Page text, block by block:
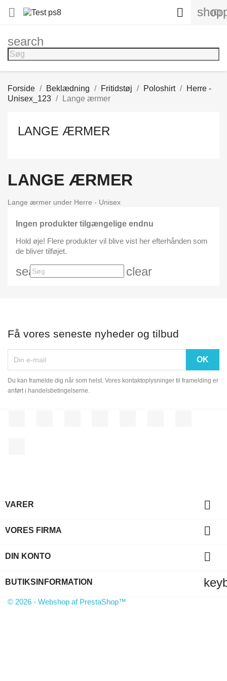
 (0)

search
Forside Beklædning Fritidstøj Poloshirt
Herre -
Unisex_123
Lange ærmer
LANGE ÆRMER
LANGE ÆRMER
Lange ærmer under Herre - Unisex
Ingen produkter tilgængelige endnu
Hold øje! Flere produkter vil blive vist her efterhånden som
de bliver tilføjet.
search clear
Få vores seneste nyheder og tilbud
Du kan framelde dig når som helst. Vores kontaktoplysninger til framelding er
anført i handelsbetingelserne.
VARER 
VORES FIRMA 
DIN KONTO 
BUTIKSINFORMATION
© 2026 - Webshop af PrestaShop™